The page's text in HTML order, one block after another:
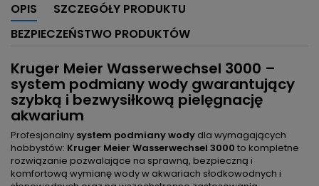
OPIS
SZCZEGÓŁY PRODUKTU
BEZPIECZEŃSTWO PRODUKTÓW
Kruger Meier Wasserwechsel 3000 –
system podmiany wody gwarantujący
szybką i bezwysiłkową pielęgnację
akwarium
Profesjonalny system podmiany wody dla wymagających
hobbystów: Kruger Meier Wasserwechsel 3000 to kompletne
rozwiązanie pozwalające na sprawną, bezpieczną i
komfortową wymianę wody w akwariach słodkowodnych i